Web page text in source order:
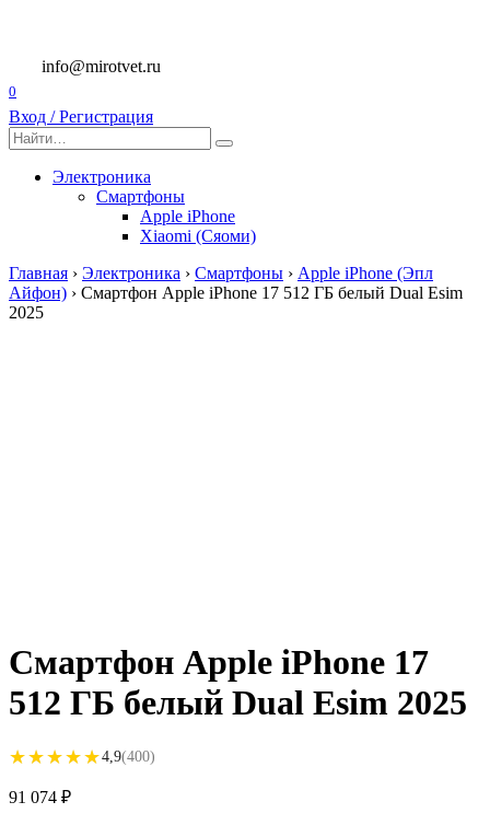
содержанию
info@mirotvet.ru
0
Вход / Регистрация
Search
for:
Электроника
Смартфоны
Apple iPhone
Xiaomi (Сяоми)
Главная › Электроника › Смартфоны › Apple iPhone (Эпл
Айфон) › Смартфон Apple iPhone 17 512 ГБ белый Dual Esim
2025
Смартфон Apple iPhone 17
512 ГБ белый Dual Esim 2025
★★★★★
★★★★★4,9(400)
91 074 ₽